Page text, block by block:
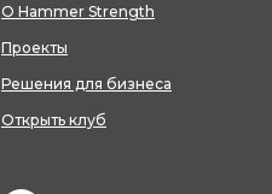
О Hammer Strength
Проекты
Решения для бизнеса
Открыть клуб